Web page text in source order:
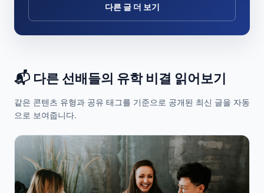
다른 글 더 보기
📬 다른 선배들의 유학 비결 읽어보기
같은 콘텐츠 유형과 공유 태그를 기준으로 공개된 최신 글을 자동
으로 보여줍니다.